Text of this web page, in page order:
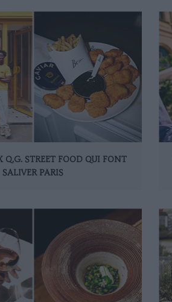
Q.G. STREET FOOD QUI FONT
SALIVER PARIS